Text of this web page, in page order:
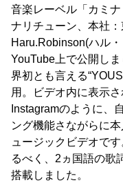
音楽レーベル「カミ
ナリチューン、本社
Haru.Robinson(ハル
YouTube上で公開し
界初とも言える
用。ビデオ内に表示
Instagramのように、
ング機能さながらに
ュージックビデオで
るべく、2ヵ国語の歌
搭載しました。